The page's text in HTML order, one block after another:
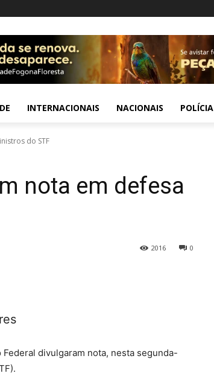
INTERNACIONAIS NACIONAIS POLÍCIA
do STF
nota em defesa
0
2016
divulgaram nota, nesta segunda-